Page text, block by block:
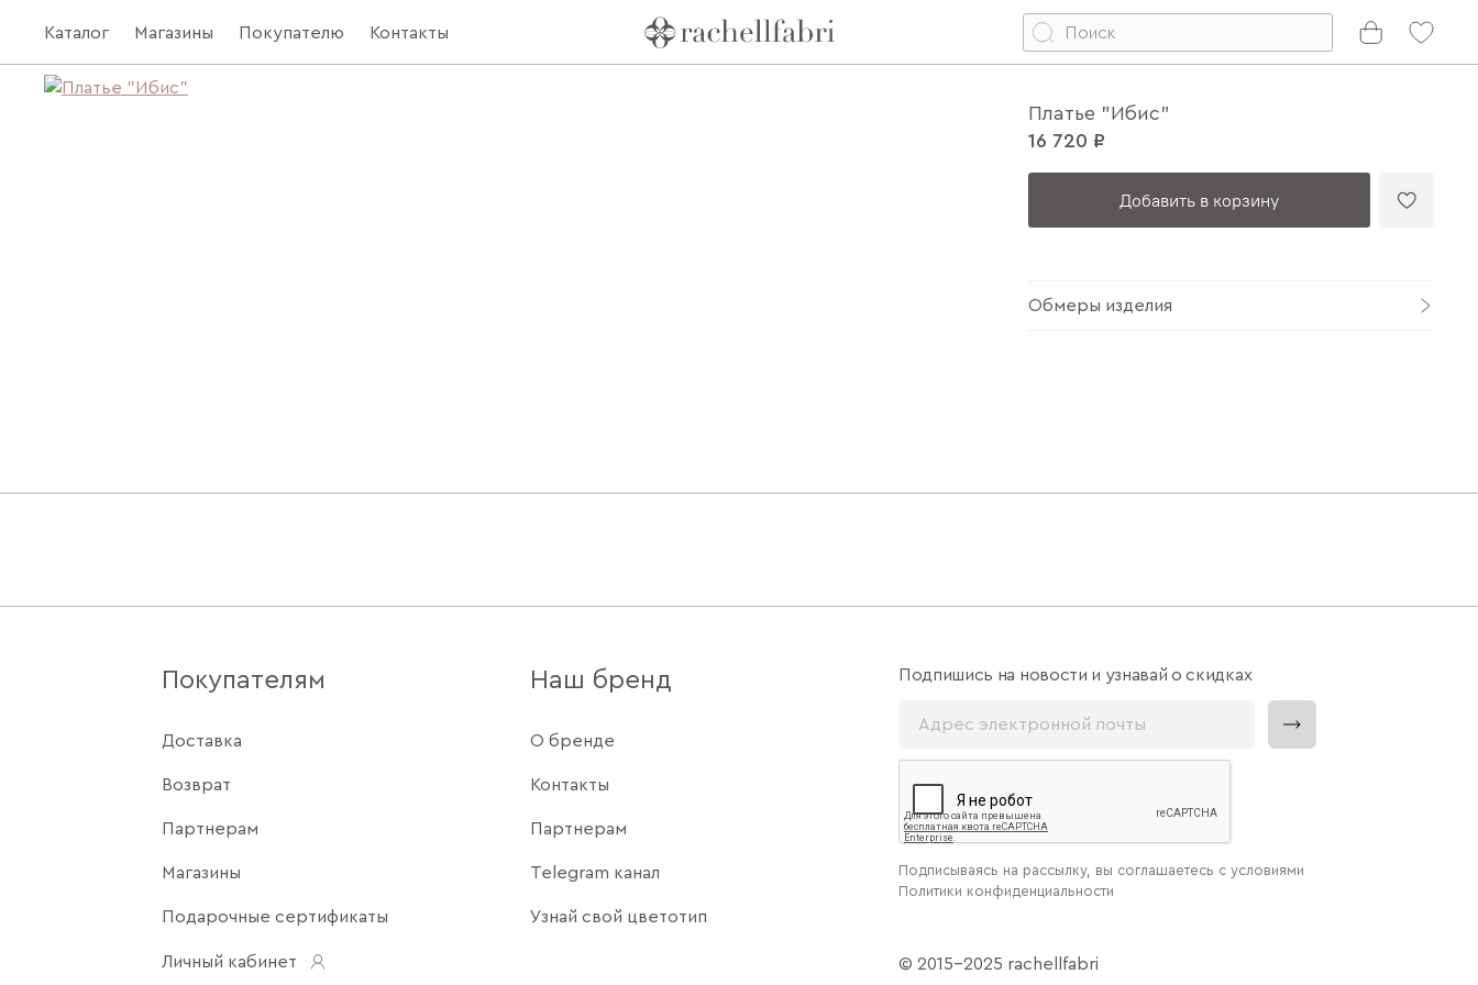
Каталог Магазины Покупателю Контакты
Платье "Ибис"
16 720 ₽
Добавить в корзину
Обмеры изделия
Покупателям
Доставка
Возврат
Партнерам
Магазины
Подарочные сертификаты
Личный кабинет
Наш бренд
О бренде
Контакты
Партнерам
Telegram канал
Узнай свой цветотип
Подпишись на новости и узнавай о скидках
Подписываясь на рассылку, вы соглашаетесь с условиями
Политики конфиденциальности
© 2015–2025 rachellfabri